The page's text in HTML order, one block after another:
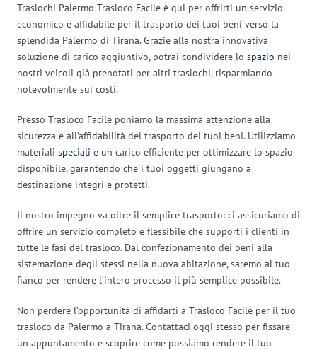
Traslochi Palermo Trasloco Facile è qui per offrirti un servizio
economico e affidabile per il trasporto dei tuoi beni verso la
splendida Palermo di Tirana. Grazie alla nostra innovativa
soluzione di carico aggiuntivo, potrai condividere lo spazio nei
nostri veicoli già prenotati per altri traslochi, risparmiando
notevolmente sui costi.
Presso Trasloco Facile poniamo la massima attenzione alla
sicurezza e all’affidabilità del trasporto dei tuoi beni. Utilizziamo
materiali speciali e un carico efficiente per ottimizzare lo spazio
disponibile, garantendo che i tuoi oggetti giungano a
destinazione integri e protetti.
Il nostro impegno va oltre il semplice trasporto: ci assicuriamo di
offrire un servizio completo e flessibile che supporti i clienti in
tutte le fasi del trasloco. Dal confezionamento dei beni alla
sistemazione degli stessi nella nuova abitazione, saremo al tuo
fianco per rendere l’intero processo il più semplice possibile.
Non perdere l’opportunità di affidarti a Trasloco Facile per il tuo
trasloco da Palermo a Tirana. Contattaci oggi stesso per fissare
un appuntamento e scoprire come possiamo rendere il tuo